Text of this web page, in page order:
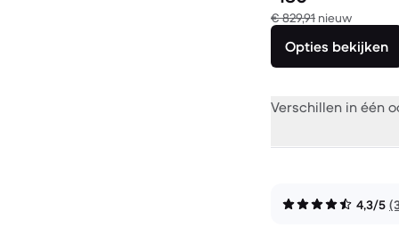
€ 829,91 nieuw
Opties bekijken
Verschillen in één
4,3/5